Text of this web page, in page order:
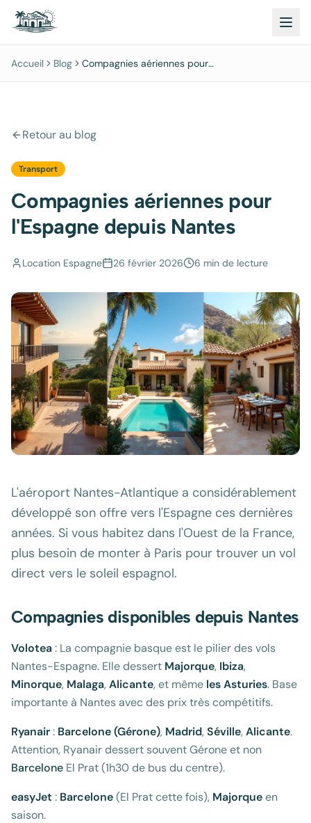
Accueil Blog
Compagnies aériennes pour
Retour au blog
Transport
Compagnies aériennes pour
l'Espagne depuis Nantes
Location Espagne 26 février 2026 6 min de lecture
L'aéroport Nantes-Atlantique a considérablement
développé son offre vers l'Espagne ces dernières
années. Si vous habitez dans l'Ouest de la France,
plus besoin de monter à Paris pour trouver un vol
direct vers le soleil espagnol.
Compagnies disponibles depuis Nantes
Volotea: La compagnie basque est le pilier des vols
Nantes-Espagne. Elle dessert Majorque, Ibiza,
Minorque, Malaga,Alicante, et même les Asturies. Base
importante à Nantes avec des prix très compétitifs.
Ryanair: Barcelone (Gérone), Madrid,Séville,Alicante.
Attention, Ryanair dessert souvent Gérone et non
Barcelone El Prat (1h30 de bus du centre).
easyJet : Barcelone(El Prat cette fois), Majorqueen
saison.